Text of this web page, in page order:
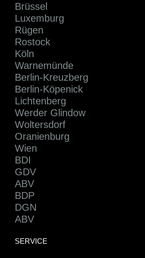
Brüssel
Luxemburg
Rügen
Rostock
Köln
Warnemünde
Berlin-Kreuzberg
Berlin-Köpenick
Lichtenberg
Werder Glindow
Woltersdorf
Oranienburg
Wien
BDI
GDV
ABV
BDP
DGN
ABV
SERVICE